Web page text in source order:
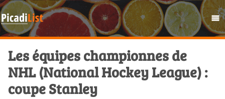
Les équipes championnes de
NHL (National Hockey League) :
coupe Stanley